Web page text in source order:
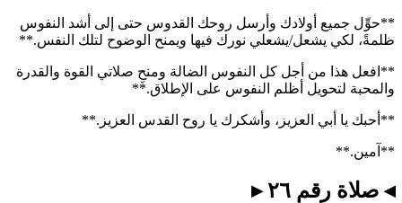
**حوِّل جميع أولادك وأرسل روحك القدوس حتى إلى أشد النفوس
ظلمةً، لكي يشعل/يشعلي نورك فيها ويمنح الوضوح لتلك النفس.**
**افعل هذا من أجل كل النفوس الضالة ومنحِ صلاتي القوة والقدرة
والمحبة لتحويل أظلم النفوس على الإطلاق.**
**أحبك يا أبي العزيز، وأشكرك يا روح القدس العزيز.**
**آمين.**
◂ صلاة رقم ٢٦ ▸